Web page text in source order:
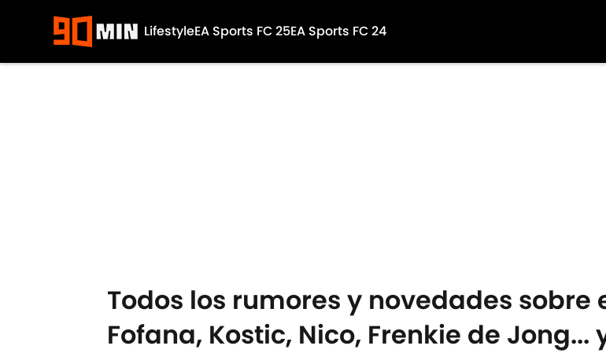
LifestyleEA Sports FC 25EA Sports FC 24
Todos los rumores y novedades
Fofana, Kostic, Nico, Frenkie de Jong...